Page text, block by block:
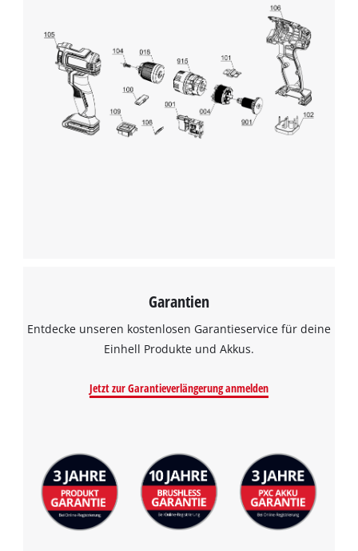
Garantien
Entdecke unseren kostenlosen Garantieservice für deine
Einhell Produkte und Akkus.
Jetzt zur Garantieverlängerung anmelden